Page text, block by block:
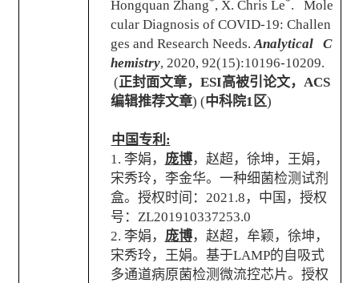
Hongquan Zhang , X. Chris Le . Mole
cular Diagnosis of COVID-19: Challen
ges and Research Needs.Analytical C
hemistry, 2020, 92(15):10196-10209.
(正封面文章， ESI高被引论文， ACS
编辑推荐文章) (中科院1 区)
中国专利 :
1. 李娟， 庞博，赵超，徐坤，王娟，
宋秀玲，李金华。一种细菌检测试剂
盒。授权时间： 2021.8 ，中国，授权
号： ZL201910337253.0
2. 李娟， 庞博，赵超，牟颖，徐坤，
宋秀玲，王娟。基于LAMP的自吸式
多通道病原菌检测微流控芯片。授权